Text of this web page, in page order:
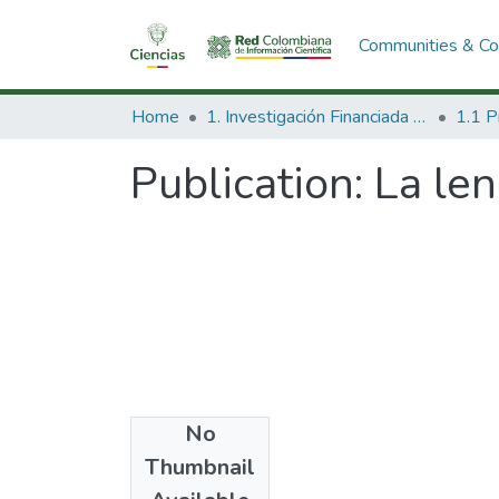
Communities &
Home 1. Investigación Financiada con Recursos Públicos
Publication: La
No
Thumbnail
1998